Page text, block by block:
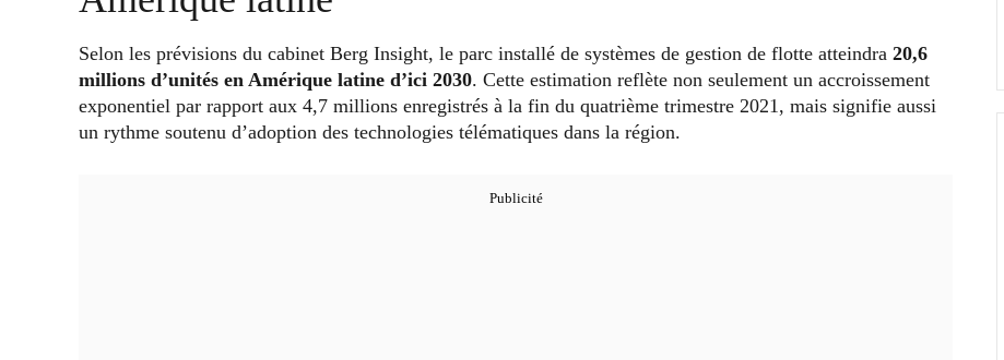
Selon les prévisions du cabinet Berg Insight, le parc installé de systèmes de gestion de flotte atteindra 20,6
millions d’unités en Amérique latine d’ici 2030. Cette estimation reflète non seulement un accroissement
exponentiel par rapport aux 4,7 millions enregistrés à la fin du quatrième trimestre 2021, mais signifie aussi
un rythme soutenu d’adoption des technologies télématiques dans la région.